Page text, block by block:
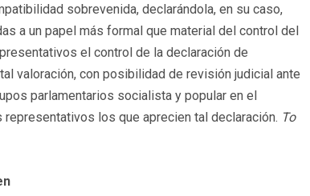
sobrevenida, declarándola, en su caso,
a un papel más formal que material del control del
el control de la declaración de
valoración, con posibilidad de revisión judicial ante
parlamentarios socialista y popular en el
los que aprecien tal declaración. To